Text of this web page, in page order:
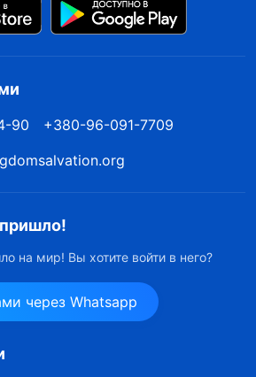
90
+380-96-091-7709
на мир! Вы хотите войти в него?
через Whatsapp